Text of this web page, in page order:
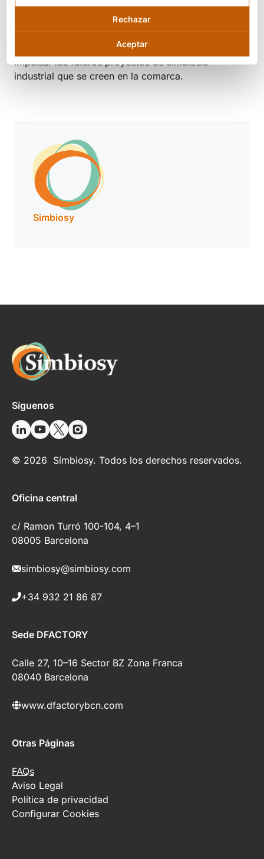
Al final del encuentro se presentaron las nuevas
ACCIÓ, que serán sin duda de gran utilidad para
impulsar los futuros proyectos de simbiosis
industrial que se creen en la comarca.
Simbiosy
Síguenos
© 2026 Símbiosy. Todos los derechos reservados.
Oficina central
c/ Ramon Turró 100-104, 4–1
08005 Barcelona
simbiosy@simbiosy.com
+34 932 21 86 87
Sede DFACTORY
Calle 27, 10–16 Sector BZ Zona Franca
08040 Barcelona
www.dfactorybcn.com
Otras Páginas
FAQs
Aviso Legal
Política de privacidad
Configurar Cookies
Rechazar
Aceptar